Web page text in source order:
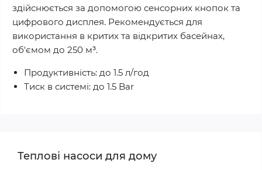
здійснюється за допомогою сенсорних кнопок та
цифрового дисплея. Рекомендується для
використання в критих та відкритих басейнах,
об'ємом до 250 м³.
Продуктивність: до 1.5 л/год
Тиск в системі: до 1.5 Bar
Теплові насоси для дому